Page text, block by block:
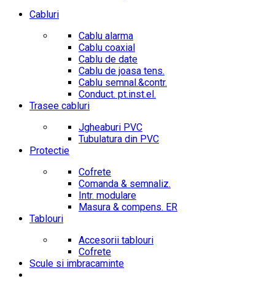
Cabluri
Cablu alarma
Cablu coaxial
Cablu de date
Cablu de joasa tens.
Cablu semnal.&contr.
Conduct. pt.inst.el.
Trasee cabluri
Jgheaburi PVC
Tubulatura din PVC
Protectie
Cofrete
Comanda & semnaliz.
Intr. modulare
Masura & compens. ER
Tablouri
Accesorii tablouri
Cofrete
Scule si imbracaminte